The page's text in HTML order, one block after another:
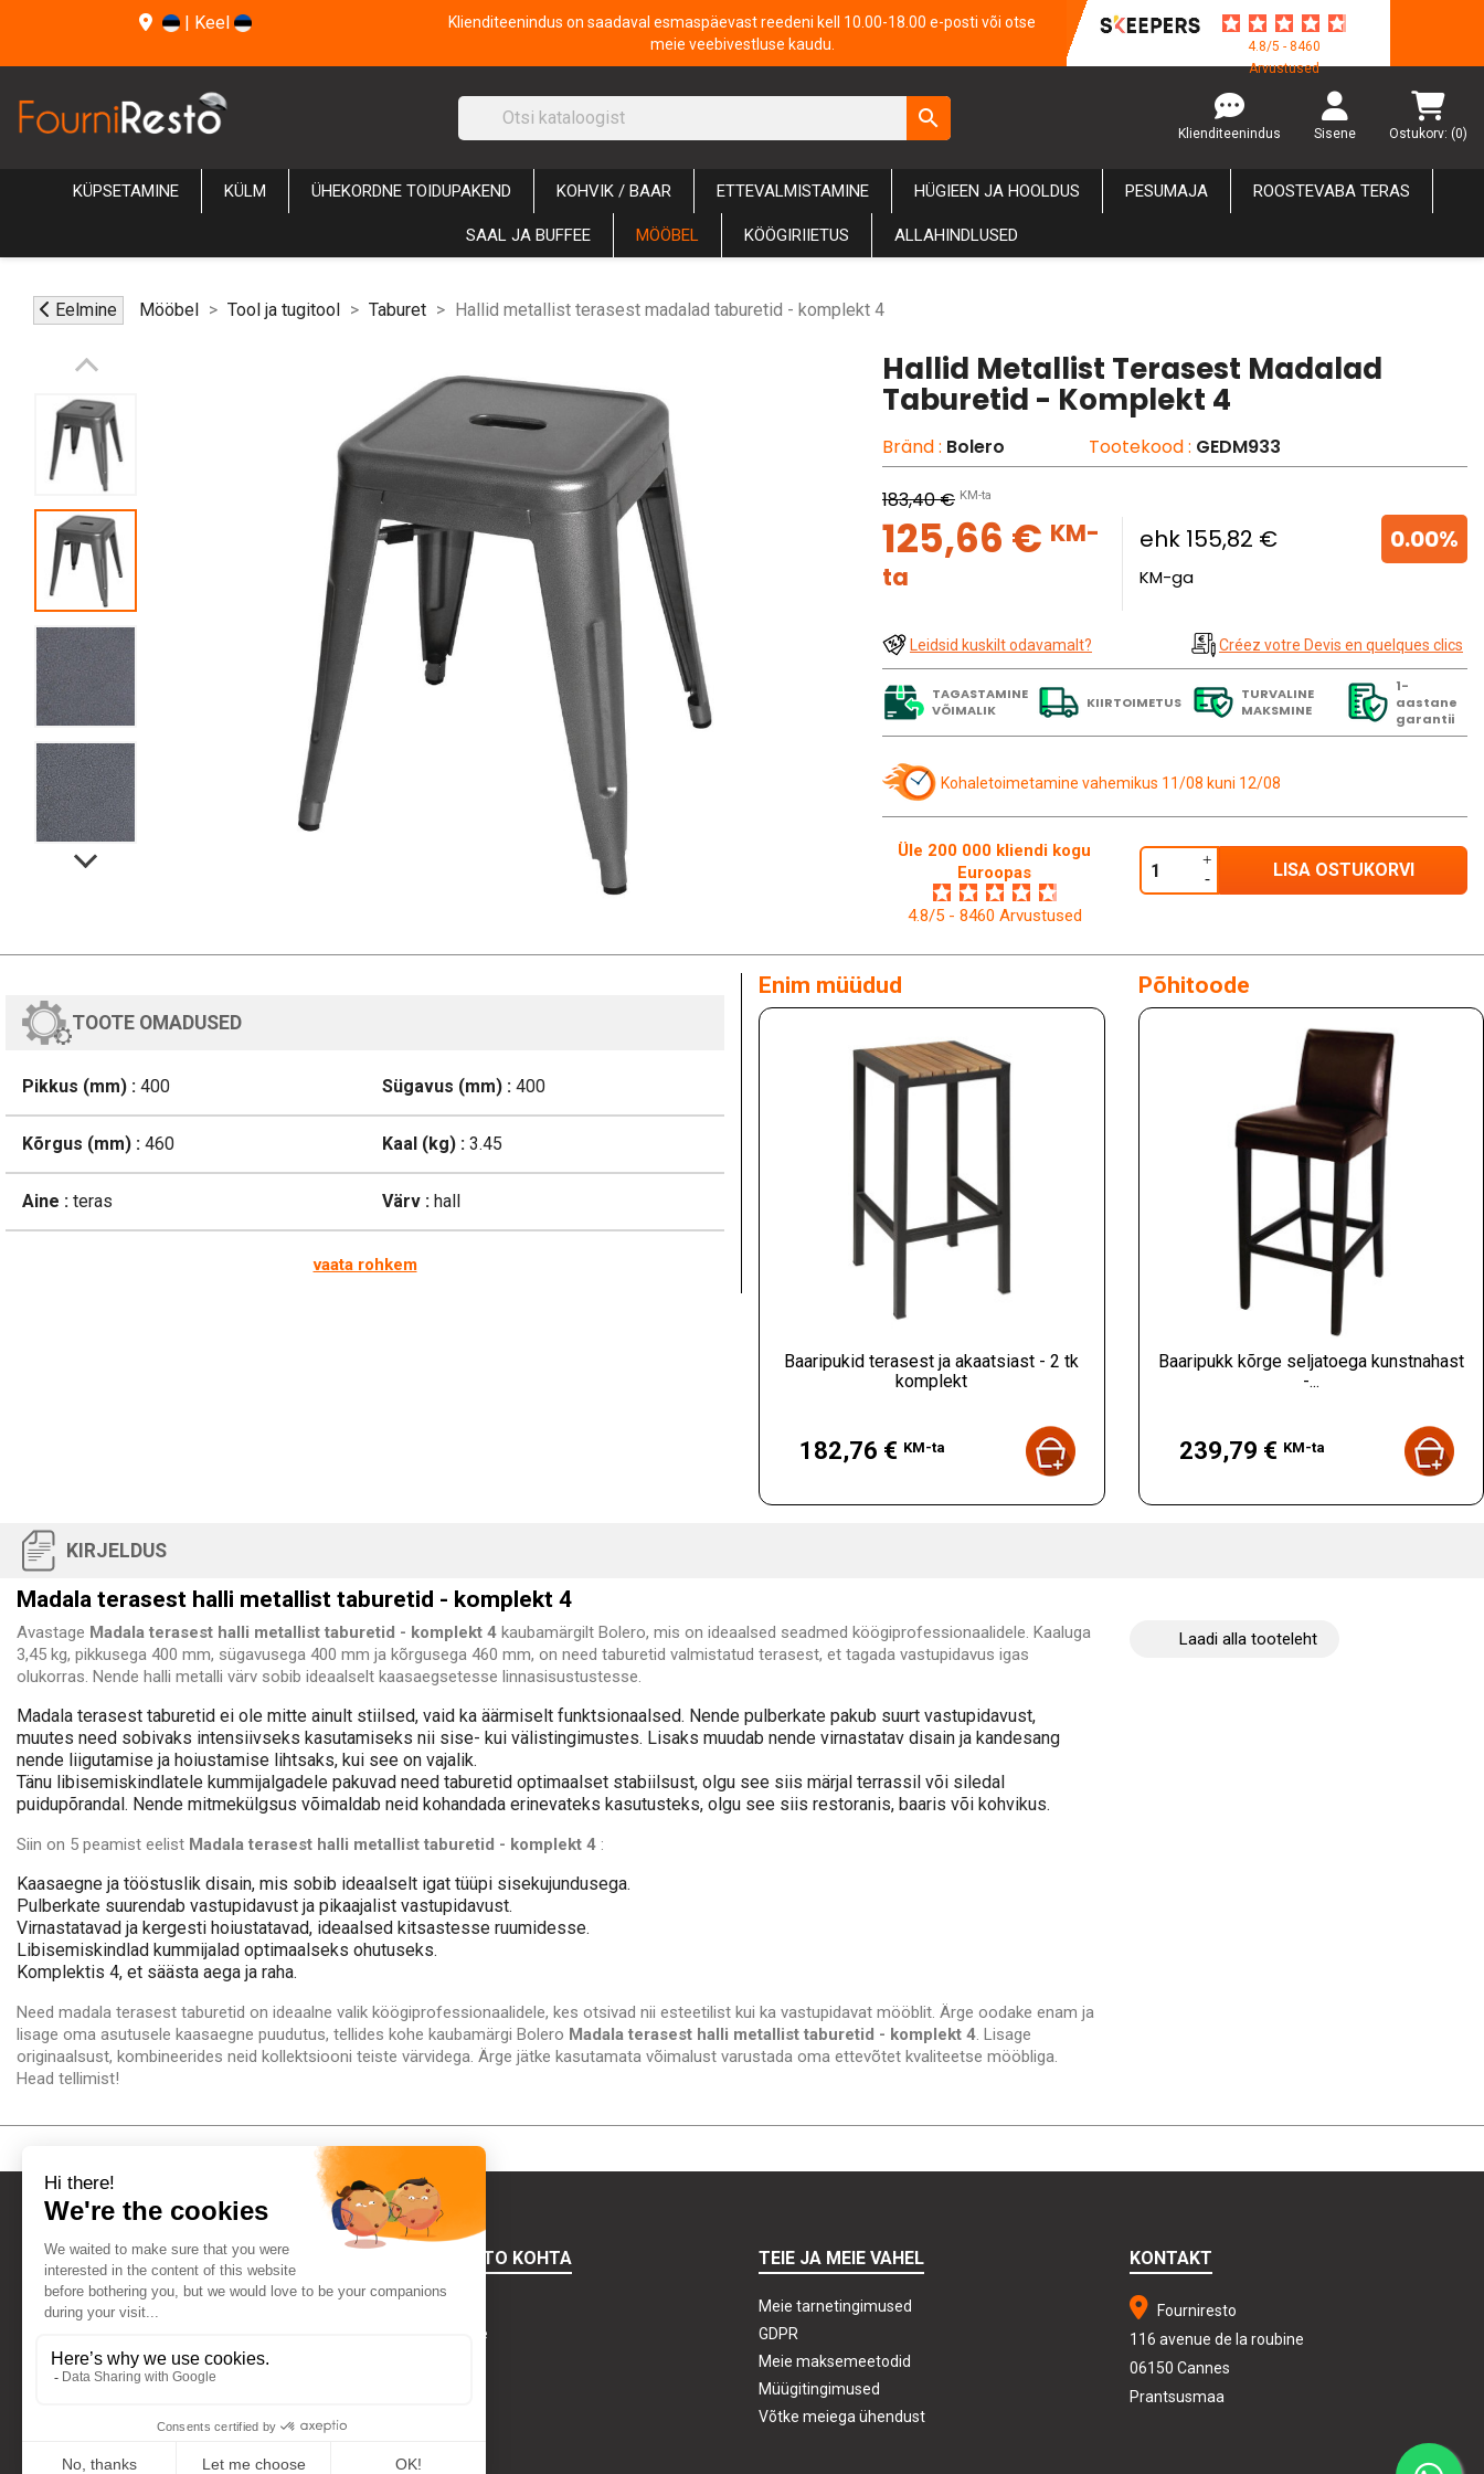
| Keel
Klienditeenindus on saadaval esmaspäevast reedeni kell 10.00-18.00 e-posti või otse
meie veebivestluse kaudu.
4.8/5 - 8460
Arvustused
search
Klienditeenindus Sisene Ostukorv: (0)
KÜPSETAMINE KÜLM ÜHEKORDNE TOIDUPAKEND KOHVIK / BAAR ETTEVALMISTAMINE HÜGIEEN JA HOOLDUS PESUMAJA ROOSTEVABA TERAS
SAAL JA BUFFEE MÖÖBEL KÖÖGIRIIETUS ALLAHINDLUSED
Eelmine Mööbel Tool ja tugitool Taburet Hallid metallist terasest madalad taburetid - komplekt 4
Hallid Metallist Terasest Madalad
Taburetid - Komplekt 4
Bränd : Bolero Tootekood : GEDM933
183,40 € KM-ta
125,66 € KM-
ta
ehk 155,82 €
KM-ga
0.00%
Leidsid kuskilt odavamalt? Créez votre Devis en quelques clics
TAGASTAMINE
VÕIMALIK
KIIRTOIMETUS
TURVALINE
MAKSMINE
1-
aastane
garantii
Kohaletoimetamine vahemikus 11/08 kuni 12/08
Üle 200 000 kliendi kogu
Euroopas
4.8/5 - 8460 Arvustused
LISA OSTUKORVI
TOOTE OMADUSED
Pikkus (mm) : 400 Sügavus (mm) :400
Kõrgus (mm) : 460 Kaal (kg) :3.45
Aine : teras Värv :hall
vaata rohkem
Enim müüdud
Baaripukid terasest ja akaatsiast - 2 tk
komplekt
182,76 € KM-ta
Põhitoode
Baaripukk kõrge seljatoega kunstnahast
-...
239,79 € KM-ta
KIRJELDUS
Madala terasest halli metallist taburetid - komplekt 4
Avastage Madala terasest halli metallist taburetid - komplekt 4 kaubamärgilt Bolero, mis on ideaalsed seadmed köögiprofessionaalidele. Kaaluga
3,45 kg, pikkusega 400 mm, sügavusega 400 mm ja kõrgusega 460 mm, on need taburetid valmistatud terasest, et tagada vastupidavus igas
olukorras. Nende halli metalli värv sobib ideaalselt kaasaegsetesse linnasisustustesse.
Madala terasest taburetid ei ole mitte ainult stiilsed, vaid ka äärmiselt funktsionaalsed. Nende pulberkate pakub suurt vastupidavust,
muutes need sobivaks intensiivseks kasutamiseks nii sise- kui välistingimustes. Lisaks muudab nende virnastatav disain ja kandesang
nende liigutamise ja hoiustamise lihtsaks, kui see on vajalik.
Tänu libisemiskindlatele kummijalgadele pakuvad need taburetid optimaalset stabiilsust, olgu see siis märjal terrassil või siledal
puidupõrandal. Nende mitmekülgsus võimaldab neid kohandada erinevateks kasutusteks, olgu see siis restoranis, baaris või kohvikus.
Siin on 5 peamist eelist Madala terasest halli metallist taburetid - komplekt 4 :
Kaasaegne ja tööstuslik disain, mis sobib ideaalselt igat tüüpi sisekujundusega.
Pulberkate suurendab vastupidavust ja pikaajalist vastupidavust.
Virnastatavad ja kergesti hoiustatavad, ideaalsed kitsastesse ruumidesse.
Libisemiskindlad kummijalad optimaalseks ohutuseks.
Komplektis 4, et säästa aega ja raha.
Need madala terasest taburetid on ideaalne valik köögiprofessionaalidele, kes otsivad nii esteetilist kui ka vastupidavat mööblit. Ärge oodake enam ja
lisage oma asutusele kaasaegne puudutus, tellides kohe kaubamärgi Bolero Madala terasest halli metallist taburetid - komplekt 4. Lisage
originaalsust, kombineerides neid kollektsiooni teiste värvidega. Ärge jätke kasutamata võimalust varustada oma ettevõtet kvaliteetse mööbliga.
Head tellimist!
Laadi alla tooteleht
VÕTA MEIEGA ÜHENDUST
FOURNIRESTO KOHTA
Kes Me Oleme
TEIE JA MEIE VAHEL
Meie tarnetingimused
GDPR
Meie maksemeetodid
Müügitingimused
Võtke meiega ühendust
KONTAKT
Fourniresto
116 avenue de la roubine
06150 Cannes
Prantsusmaa